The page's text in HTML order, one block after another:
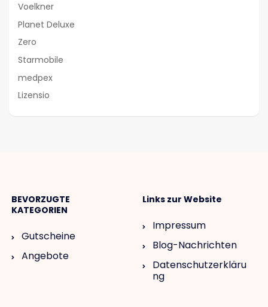
Voelkner
Planet Deluxe
Zero
Starmobile
medpex
Lizensio
BEVORZUGTE
KATEGORIEN
Gutscheine
Angebote
Links zur Website
Impressum
Blog-Nachrichten
Datenschutzerkläru
ng